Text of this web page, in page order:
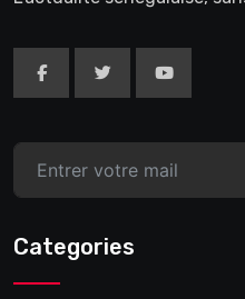
Categories